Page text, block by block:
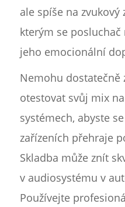
ale spíše na zvukový
kterým se
jeho emocionální
Nemohu dostatečně
otestovat svůj mix
systémech, abyste
zařízeních přehraje
Skladba může znít
v audiosystému v
Používejte